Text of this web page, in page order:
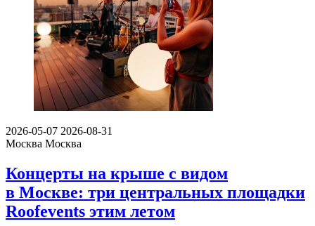
2026-05-07 2026-08-31
Москва Москва
Концерты на крыше с видом
в Москве: три центральных площадки
Roofevents этим летом